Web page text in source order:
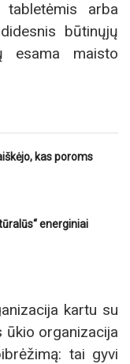
arba
būtinųjų
esama maisto
kas poroms
energiniai
kartu su
ūkio organizacija
tai gyvi